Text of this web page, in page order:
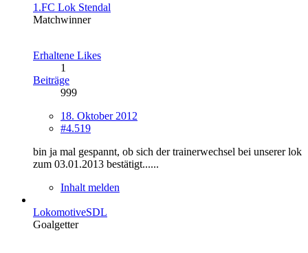
1.FC Lok Stendal
Matchwinner
Erhaltene Likes
1
Beiträge
999
18. Oktober 2012
#4.519
bin ja mal gespannt, ob sich der trainerwechsel bei unserer lok
zum 03.01.2013 bestätigt......
Inhalt melden
LokomotiveSDL
Goalgetter